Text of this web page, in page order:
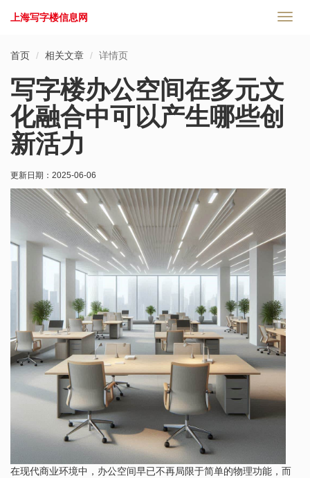
切
上海写字楼信息网
首页 相关文章 详情页
写字楼办公空间在多元文
化融合中可以产生哪些创
新活力
更新日期： 2025-06-06
在现代商业环境中，办公空间早已不再局限于简单的物理功能，而